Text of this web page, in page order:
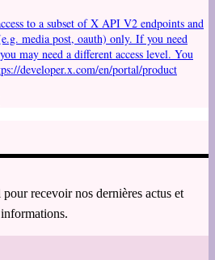
to a subset of X API V2 endpoints and
media post, oauth) only. If you need
may need a different access level. You
developer.x.com/en/portal/product
recevoir nos dernières actus et
informations.